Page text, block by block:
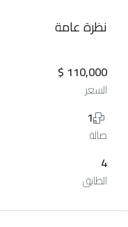
نظرة عامة
110,000 $
السعر
1
صالة
4
الطابق